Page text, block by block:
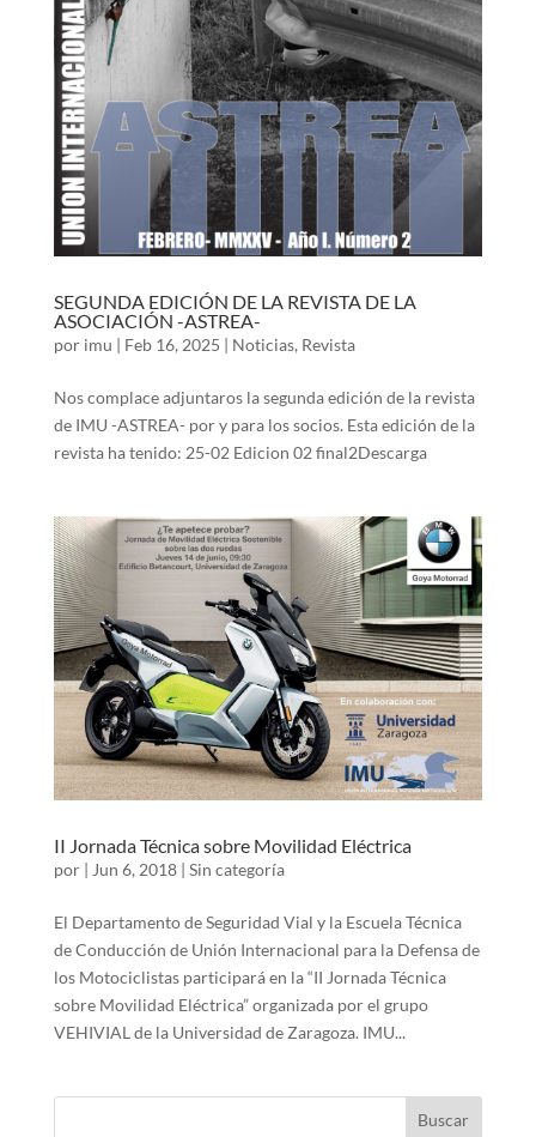
SEGUNDA EDICIÓN DE LA REVISTA DE LA
ASOCIACIÓN -ASTREA-
por imu | Feb 16, 2025 | Noticias, Revista
Nos complace adjuntaros la segunda edición de la revista
de IMU -ASTREA- por y para los socios. Esta edición de la
revista ha tenido: 25-02 Edicion 02 final2Descarga
II Jornada Técnica sobre Movilidad Eléctrica
por | Jun 6, 2018| Sin categoría
El Departamento de Seguridad Vial y la Escuela Técnica
de Conducción de Unión Internacional para la Defensa de
los Motociclistas participará en la “II Jornada Técnica
sobre Movilidad Eléctrica” organizada por el grupo
VEHIVIAL de la Universidad de Zaragoza. IMU...